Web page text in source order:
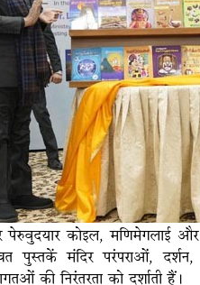
पेरुवुदयार कोइल, मणिमेगलाई और
पुस्तकें मंदिर परंपराओं,
की निरंतरता को दर्शाती हैं।